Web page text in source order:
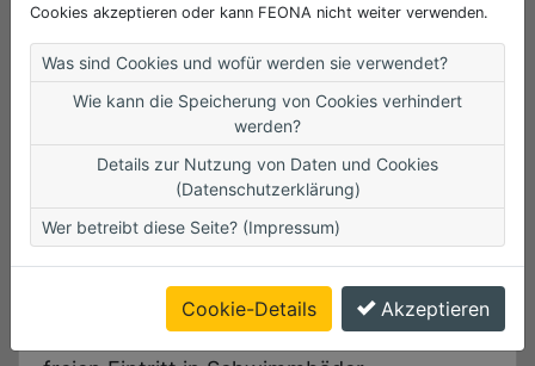
könnt ihr dies ab sofort auch wieder
vornehmen. Nach der Registrierung kann
auch der Ferienpassausweis erworben
werden.
DerKaufeinesFerienpassausweiseszum
Preis von 3,00 € ist zur Teilnahme am
Ferienpassprogrammobligatorischund
beinhaltet wieder viele Vergünstigungen und
kleine Geschenke, wie z.B. erheblich
ermäßigter Eintritt ins Freizeitzentrum
Schloß Dankern, Pommes, Eis oder auch
Cookies akzeptieren oder kann FEONA nicht weiter verwenden.
Was sind Cookies und wofür werden sie verwendet?
Wie kann die Speicherung von Cookies verhindert
werden?
Details zur Nutzung von Daten und Cookies
(Datenschutzerklärung)
Wer betreibt diese Seite? (Impressum)
Cookie-Details Akzeptieren